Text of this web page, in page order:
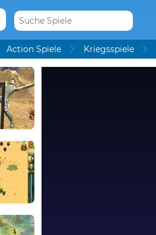
Action Spiele Kriegsspiele